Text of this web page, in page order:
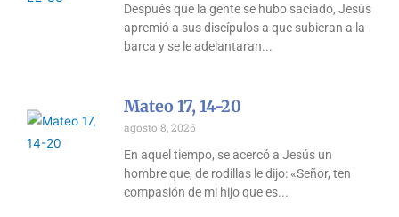
Después que la gente se hubo saciado, Jesús
apremió a sus discípulos a que subieran a la
barca y se le adelantaran
Mateo 17, 14-20
agosto 8, 2026
En aquel tiempo, se acercó a Jesús un
hombre que, de rodillas le dijo: «Señor, ten
compasión de mi hijo que es